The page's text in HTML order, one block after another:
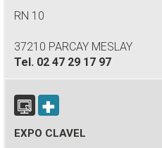
RN 10
37210 PARCAY MESLAY
Tel. 02 47 29 17 97
EXPO CLAVEL